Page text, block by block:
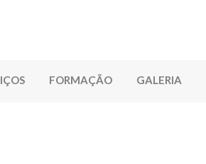
FORMAÇÃO GALERIA